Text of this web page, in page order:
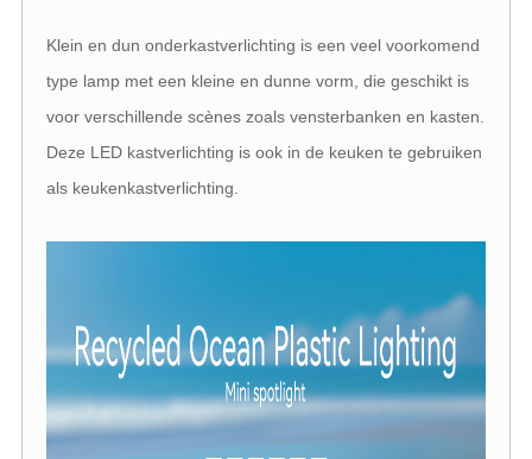
Klein en dun onderkastverlichting is een veel voorkomend
type lamp met een kleine en dunne vorm, die geschikt is
voor verschillende scènes zoals vensterbanken en kasten.
Deze LED kastverlichting is ook in de keuken te gebruiken
als keukenkastverlichting.